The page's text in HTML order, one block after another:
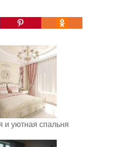
и уютная спальня